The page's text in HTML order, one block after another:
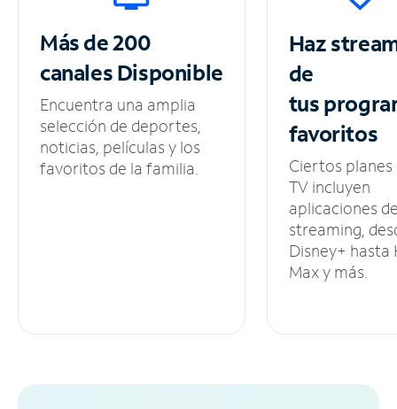
Más de 200
canalesDisponible
Encuentra una amplia
selección de deportes,
noticias, películas y los
favoritos de la familia.
Haz
de
tus
favoritos
Ciertos planes
TV incluyen
aplicaciones
streaming,
Disney+ hasta
Max y más.